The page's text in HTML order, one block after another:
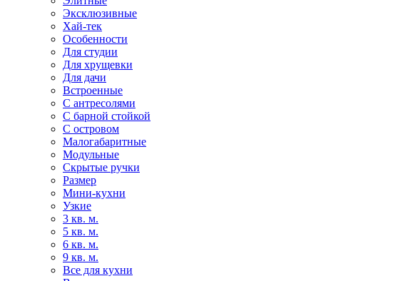
Эксклюзивные
Хай-тек
Особенности
Для студии
Для хрущевки
Для дачи
Встроенные
С антресолями
С барной стойкой
С островом
Малогабаритные
Модульные
Скрытые ручки
Размер
Мини-кухни
Узкие
3 кв. м.
5 кв. м.
6 кв. м.
9 кв. м.
Все для кухни